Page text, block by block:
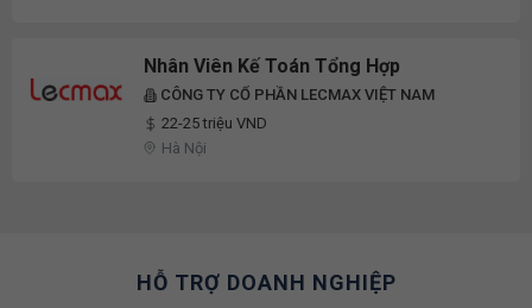
Nhân Viên Kế Toán Tổng Hợp
CÔNG TY CỔ PHẦN LECMAX VIỆT NAM
22-25 triệu VND
Hà Nội
HỖ TRỢ DOANH NGHIỆP